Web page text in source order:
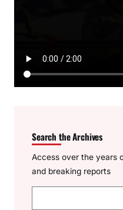
Search the Archives
Access over the years
and breaking reports